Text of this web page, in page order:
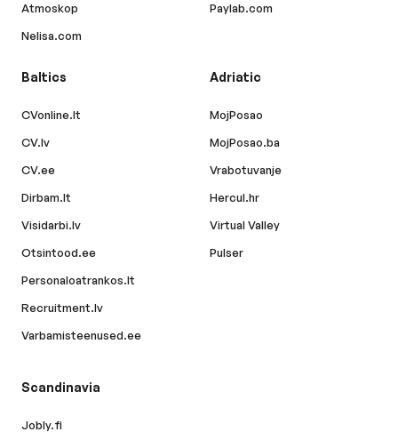
Atmoskop
Nelisa.com
Paylab.com
Baltics
CVonline.lt
CV.lv
CV.ee
Dirbam.lt
Visidarbi.lv
Otsintood.ee
Personaloatrankos.lt
Recruitment.lv
Varbamisteenused.ee
Adriatic
MojPosao
MojPosao.ba
Vrabotuvanje
Hercul.hr
Virtual Valley
Pulser
Scandinavia
Jobly.fi